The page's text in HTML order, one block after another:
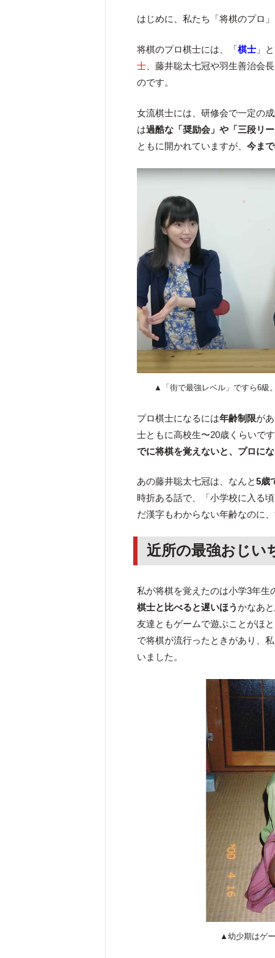
はじめに、私たち「将棋のプロ
将棋のプロ棋士には、「棋士 」
士 、藤井聡太七冠や羽生善治会
のです。
女流棋士には、研修会で一定の
は過酷な「奨励会」や「三段リ
ともに開かれていますが、今ま
▲「街で最強レベル」ですら6級
プロ棋士になるには年齢制限が
士ともに高校生〜20歳くらいで
でに将棋を覚えないと、プロに
あの藤井聡太七冠は、なんと5歳
時折ある話で、「小学校に入る
だ漢字もわからない年齢なのに
近所の最強おじい
私が将棋を覚えたのは小学3年
棋士と比べると遅いほうかなあ
友達ともゲームで遊ぶことがほ
で将棋が流行ったときがあり、
いました。
▲幼少期はゲ